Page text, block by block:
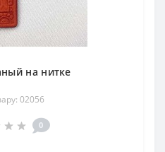
на нитке
02056
0